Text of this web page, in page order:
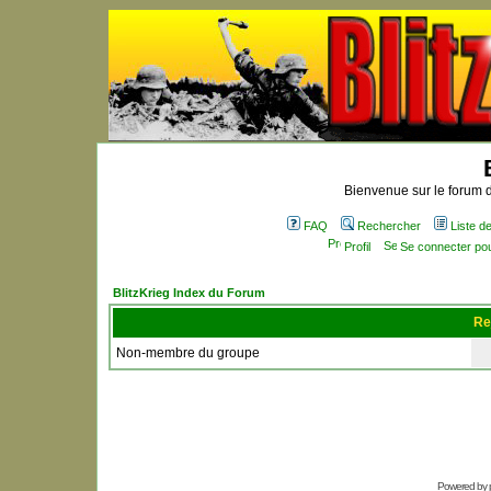
Bienvenue sur le forum
FAQ Rechercher
Liste
Profil
Se connecter
BlitzKrieg Index du Forum
Non-membre du groupe
Powered by